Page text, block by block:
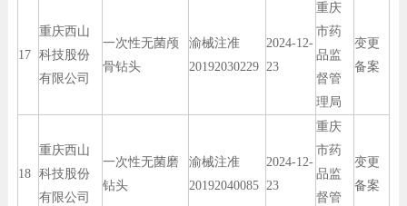
17
重庆西山
科技股份
有限公司
一次性无菌颅
骨钻头
渝械注准
20192030229
2024-12-
23
重庆
市药
品监
督管
理局
变更
备案
18
重庆西山
科技股份
有限公司
一次性无菌磨
钻头
渝械注准
20192040085
2024-12-
23
重庆
市药
品监
督管
变更
备案